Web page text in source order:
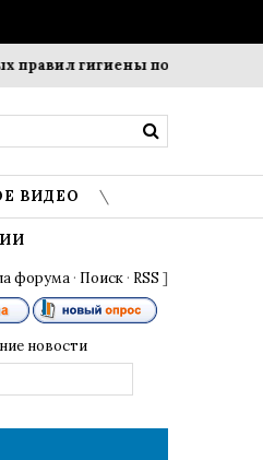
гигиены помогает
ВИДЕО
форума · Поиск · RSS ]
новости